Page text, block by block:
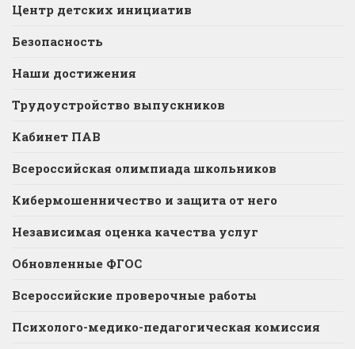
Центр детских инициатив
Безопасность
Наши достижения
Трудоустройство выпускников
Кабинет ПАВ
Всероссийская олимпиада школьников
Кибермошенничество и защита от него
Независимая оценка качества услуг
Обновленные ФГОС
Всероссийские проверочные работы
Психолого-медико-педагогическая комиссия